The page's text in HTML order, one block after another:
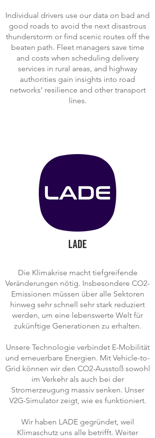
Individual drivers use our data on bad and
good roads to avoid the next disastrous
thunderstorm or find scenic routes off the
beaten path. Fleet managers save time
and costs when scheduling delivery
services in rural areas, and highway
authorities gain insights into road
networks’ resilience and other transport
lines.
LADE
Die Klimakrise macht tiefgreifende
Veränderungen nötig. Insbesondere CO2-
Emissionen müssen über alle Sektoren
hinweg sehr schnell sehr stark reduziert
werden, um eine lebenswerte Welt für
zukünftige Generationen zu erhalten.
Unsere Technologie verbindet E-Mobilität
und erneuerbare Energien. Mit Vehicle-to-
Grid können wir den CO2-Ausstoß sowohl
im Verkehr als auch bei der
Stromerzeugung massiv senken. Unser
V2G-Simulator zeigt, wie es funktioniert.
Wir haben LADE gegründet, weil
Klimaschutz uns alle betrifft. Weiter